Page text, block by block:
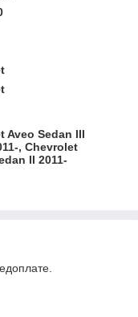
Aveo Sedan III
, Chevrolet
II 2011-